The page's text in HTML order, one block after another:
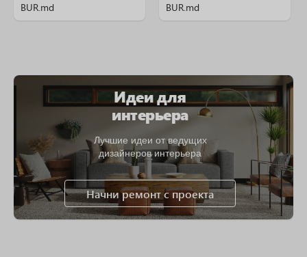
BUR.md BUR.md
Идеи для
интерьера
Лучшие идеи от ведущих
дизайнеров интерьера
Начни ремонт с проекта